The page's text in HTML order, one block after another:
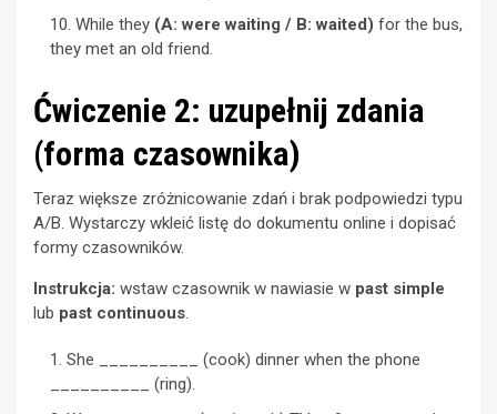
While they (A: were waiting / B: waited) for the bus,
they met an old friend.
Ćwiczenie 2: uzupełnij zdania
(forma czasownika)
Teraz większe zróżnicowanie zdań i brak podpowiedzi typu
A/B. Wystarczy wkleić listę do dokumentu online i dopisać
formy czasowników.
Instrukcja: wstaw czasownik w nawiasie w past simple
lub past continuous.
She __________ (cook) dinner when the phone
__________ (ring).